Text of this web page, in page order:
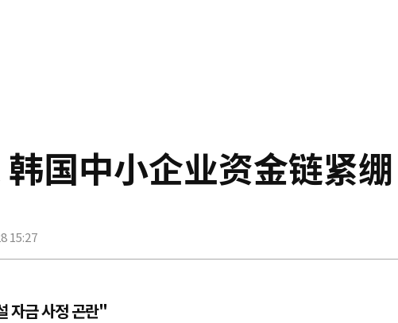
国中小企业资金链紧绷
15:27
자금 사정 곤란"